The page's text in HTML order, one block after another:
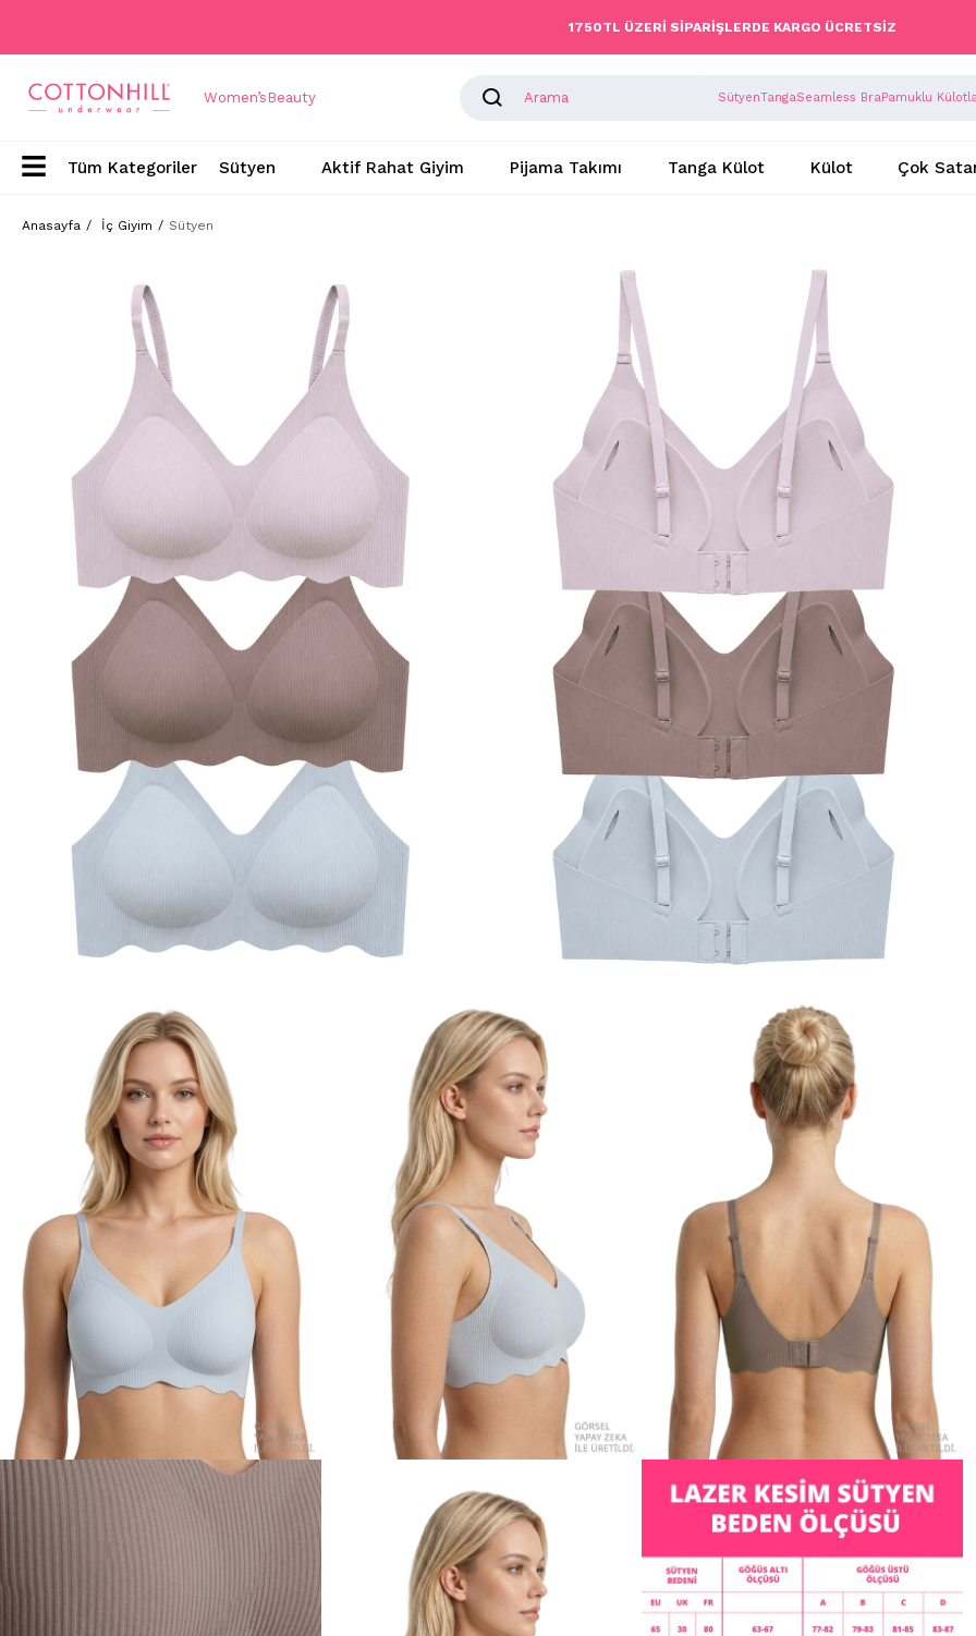
1750TL ÜZERİ SİPARİŞLERDE KARGO ÜCRETSİZ
Women’s Beauty SütyenTangaSeamless BraPamuklu
Sütyen Aktif Rahat Giyim Pijama Takımı Tanga Külot Külot Çok
Anasayfa İç Giyim Sütyen